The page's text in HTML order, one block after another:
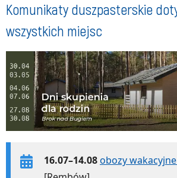
Komunikaty duszpasterskie
wszystkich miejsc
16.07–14.08obozy